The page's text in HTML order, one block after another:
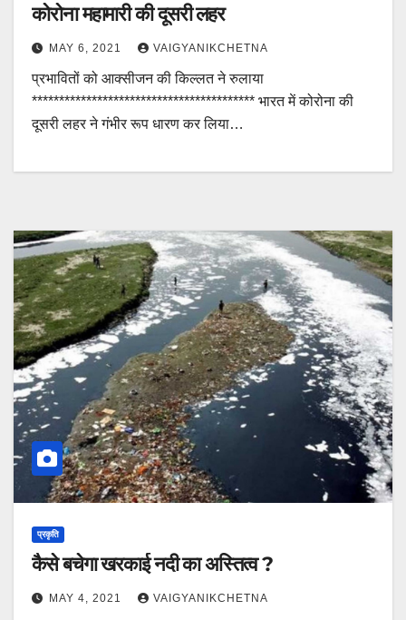
कोरोना महामारी की दूसरी लहर
MAY 6, 2021 VAIGYANIKCHETNA
प्रभावितों को आक्सीजन की किल्लत ने रुलाया
***************************************** भारत में कोरोना की
दूसरी लहर ने गंभीर रूप धारण कर लिया…
प्रकृति
कैसे बचेगा खरकाई नदी का अस्तित्व ?
MAY 4, 2021 VAIGYANIKCHETNA